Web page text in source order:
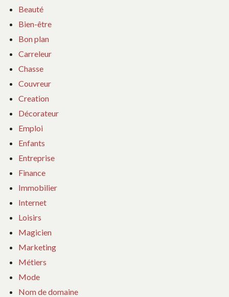
Beauté
Bien-être
Bon plan
Carreleur
Chasse
Couvreur
Creation
Décorateur
Emploi
Enfants
Entreprise
Finance
Immobilier
Internet
Loisirs
Magicien
Marketing
Métiers
Mode
Nom de domaine